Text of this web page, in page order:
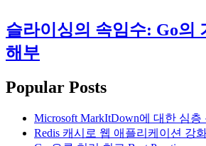
슬라이싱의 속임수: Go의
해부
Popular Posts
Microsoft MarkItDown에 대한 심층
Redis 캐시로 웹 애플리케이션 강화